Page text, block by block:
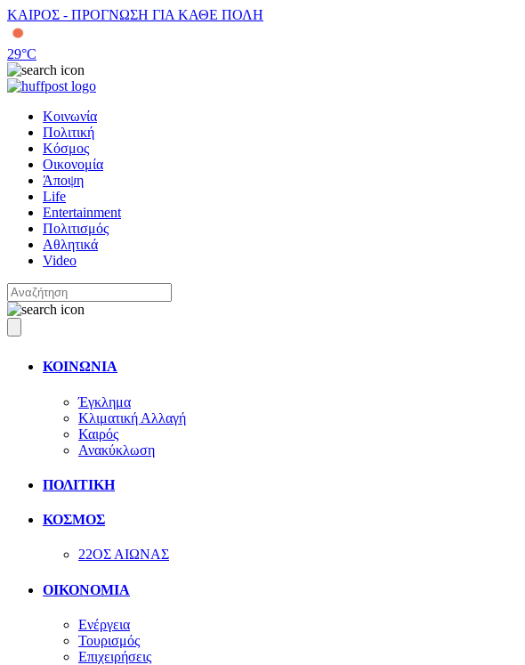
ΚΑΙΡΟΣ - ΠΡΟΓΝΩΣΗ ΓΙΑ ΚΑΘΕ ΠΟΛΗ
29°C
Κοινωνία
Πολιτική
Κόσμος
Οικονομία
Άποψη
Life
Entertainment
Πολιτισμός
Αθλητικά
Video
ΚΟΙΝΩΝΙΑ
Έγκλημα
Κλιματική Αλλαγή
Καιρός
Ανακύκλωση
ΠΟΛΙΤΙΚΗ
ΚΟΣΜΟΣ
22ΟΣ ΑΙΩΝΑΣ
ΟΙΚΟΝΟΜΙΑ
Ενέργεια
Τουρισμός
Επιχειρήσεις